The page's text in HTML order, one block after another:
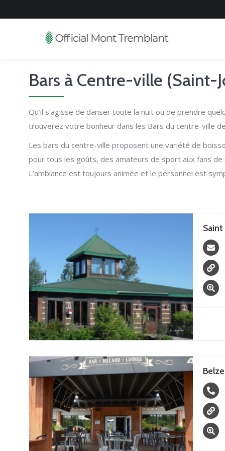
Bars à Centre-ville (Saint-
Qu’il s’agisse de danser toute la nuit ou de prendre
trouverez votre bonheur dans les Bars du centre-ville
Les bars du centre-ville proposent une variété de
pour tous les goûts, des amateurs de sport aux fans
L’ambiance est toujours animée et le personnel est
Saint